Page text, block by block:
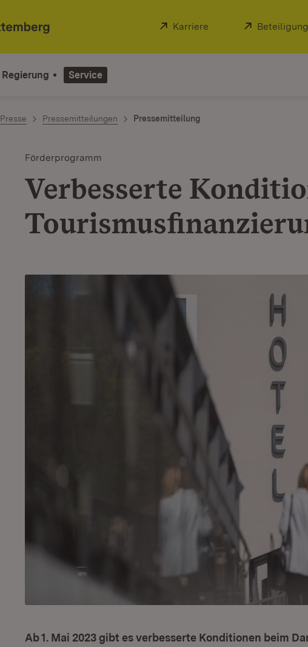
Extern:
Karriere (Öffnet in neuem
Extern:
Regierung Service
Presse Pressemitteilungen Pressemitteilung
Förderprogramm
Verbesserte
Ab 1. Mai 2023 gibt es verbesserte Konditionen beim